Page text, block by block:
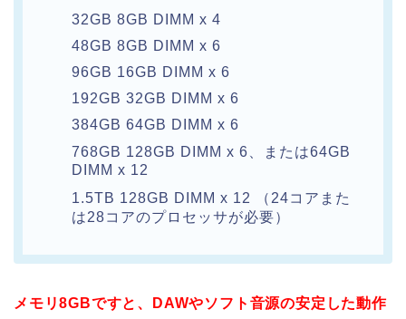
32GB 8GB DIMM x 4
48GB 8GB DIMM x 6
96GB 16GB DIMM x 6
192GB 32GB DIMM x 6
384GB 64GB DIMM x 6
768GB 128GB DIMM x 6、または64GB
DIMM x 12
1.5TB 128GB DIMM x 12 （24コアまた
は28コアのプロセッサが必要）
メモリ8GBですと、DAWやソフト音源の安定した動作